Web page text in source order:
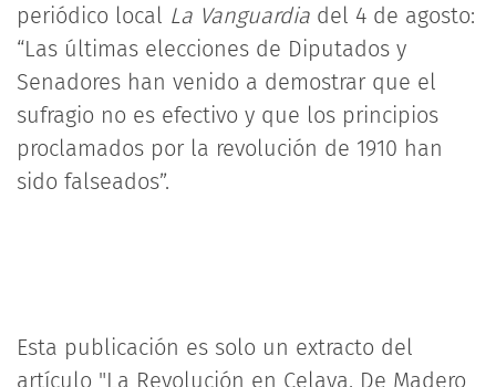
periódico local La Vanguardia del 4 de agosto:
“Las últimas elecciones de Diputados y
Senadores han venido a demostrar que el
sufragio no es efectivo y que los principios
proclamados por la revolución de 1910 han
sido falseados”.
Esta publicación es solo un extracto del
artículo "La Revolución en Celaya. De Madero